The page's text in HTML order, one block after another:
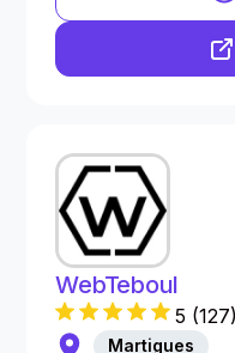
WebTeboul
5 (127)
Martigues